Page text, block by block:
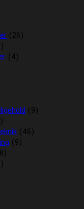
(26)
(4)
(9)
(46)
(9)